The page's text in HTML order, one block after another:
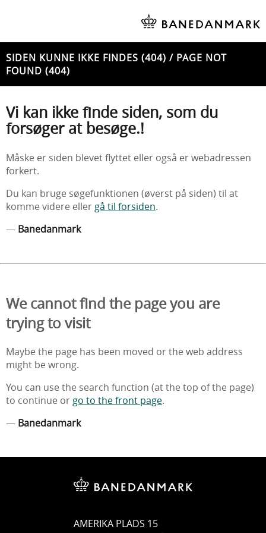
SIDEN KUNNE IKKE FINDES (404) / PAGE NOT
FOUND (404)
Vi kan ikke finde siden, som du
forsøger at besøge.!
Måske er siden blevet flyttet eller også er webadressen
forkert.
Du kan bruge søgefunktionen (øverst på siden) til at
komme videre eller gå til forsiden.
— Banedanmark
We cannot find the page you are
trying to visit
Maybe the page has been moved or the web address
might be wrong.
You can use the search function (at the top of the page)
to continue or go to the front page.
— Banedanmark
AMERIKA PLADS 15